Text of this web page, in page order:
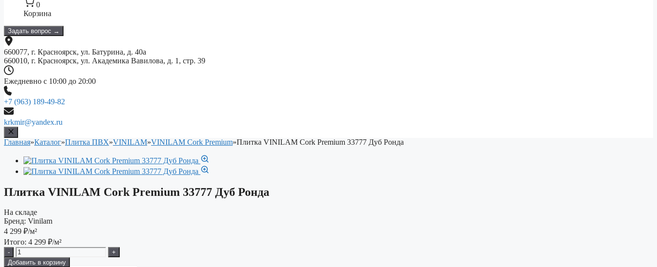
0
Корзина
Задать вопрос →
660077, г. Красноярск, ул. Батурина, д. 40а
660010, г. Красноярск, ул. Академика Вавилова, д. 1, стр. 39
Ежедневно с 10:00 до 20:00
+7 (963) 189-49-82
krkmir@yandex.ru
Главная»Каталог»Плитка ПВХ»VINILAM»VINILAM Cork Premium»Плитка VINILAM Cork Premium 33777 Дуб Ронда
Плитка VINILAM Cork Premium 33777 Дуб Ронда
На складе
Бренд: Vinilam
4 299 ₽/м²
Итого: 4 299 ₽/м²
-
+
Добавить в корзину